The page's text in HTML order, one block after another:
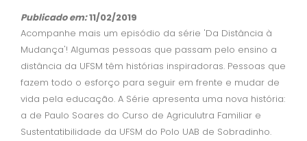
Publicado em:11/02/2019
Acompanhe mais um episódio da série 'Da Distância à
Mudança'! Algumas pessoas que passam pelo ensino a
distância da UFSM têm histórias inspiradoras. Pessoas que
fazem todo o esforço para seguir em frente e mudar de
vida pela educação. A Série apresenta uma nova história:
a de Paulo Soares do Curso de Agriculutra Familiar e
Sustentatibilidade da UFSM do Polo UAB de Sobradinho.